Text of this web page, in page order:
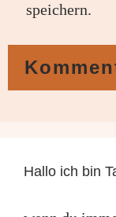
speichern.
Hallo ich bin